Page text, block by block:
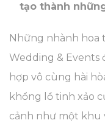
tạo thành
Những nhành hoa
Wedding & Events
hợp vô cùng hài
khổng lồ tinh xảo
cảnh như một khu